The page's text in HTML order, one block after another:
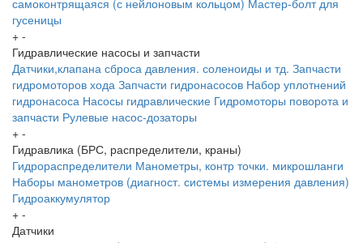
самоконтрящаяся (с нейлоновым кольцом) Мастер-болт для
гусеницы
+ -
Гидравлические насосы и запчасти
Датчики,клапана сброса давления. соленоиды и тд. Запчасти
гидромоторов хода Запчасти гидронасосов Набор уплотнений
гидронасоса Насосы гидравлические Гидромоторы поворота и
запчасти Рулевые насос-дозаторы
+ -
Гидравлика (БРС, распределители, краны)
Гидрораспределители Манометры, контр точки. микрошланги
Наборы манометров (диагност. системы измерения давления)
Гидроаккумулятор
+ -
Датчики